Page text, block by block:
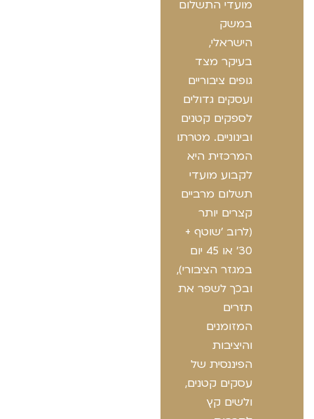
מועדי התשלום
במשק
הישראלי,
בעיקר מצד
גופים ציבוריים
ועסקים גדולים
לספקים קטנים
ובינוניים. מטרתו
המרכזית היא
לקבוע מועדי
תשלום מרביים
קצרים יותר
(לרוב 'שוטף +
30' או 45 יום
במגזר הציבורי),
ובכך לשפר את
תזרים
המזומנים
והיציבות
הפיננסית של
עסקים קטנים,
ולשים קץ